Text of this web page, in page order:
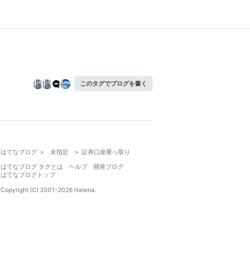
このタグでブログを書く
はてなブログ > 未指定 > 証券口座乗っ取り
はてなブログ タグとは
ヘルプ
開発ブログ
はてなブログトップ
Copyright (C) 2001-2026 Hatena.